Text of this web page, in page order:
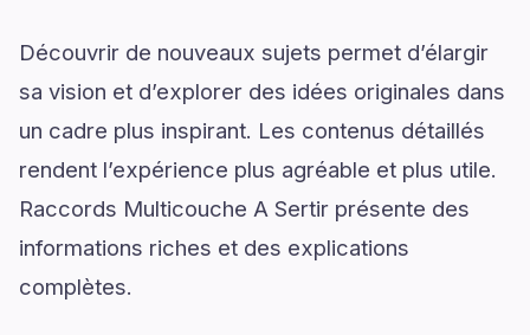
Découvrir de nouveaux sujets permet d’élargir
sa vision et d’explorer des idées originales dans
un cadre plus inspirant. Les contenus détaillés
rendent l’expérience plus agréable et plus utile.
Raccords Multicouche A Sertir présente des
informations riches et des explications
complètes.